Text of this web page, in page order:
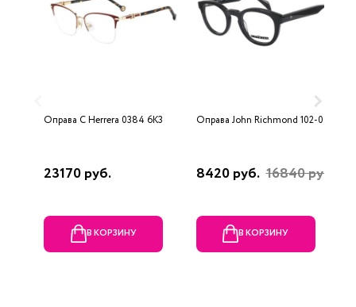
Оправа C Herrera 0384 6K3
23170 руб.
В КОРЗИНУ
Оправа John Richmond 102-00
8420 руб. 16840 руб.
В КОРЗИНУ